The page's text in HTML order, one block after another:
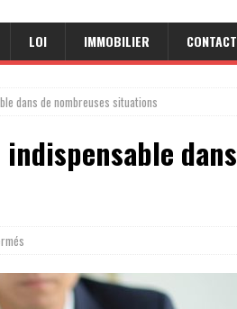
LOI IMMOBILIER CONTACT
dans de nombreuses situations
dans